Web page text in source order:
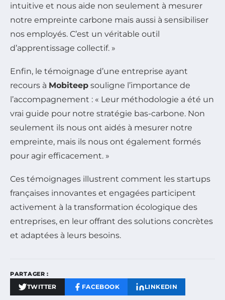
intuitive et nous aide non seulement à mesurer
notre empreinte carbone mais aussi à sensibiliser
nos employés. C’est un véritable outil
d’apprentissage collectif. »
Enfin, le témoignage d’une entreprise ayant
recours à Mobiteep souligne l’importance de
l’accompagnement : « Leur méthodologie a été un
vrai guide pour notre stratégie bas-carbone. Non
seulement ils nous ont aidés à mesurer notre
empreinte, mais ils nous ont également formés
pour agir efficacement. »
Ces témoignages illustrent comment les startups
françaises innovantes et engagées participent
activement à la transformation écologique des
entreprises, en leur offrant des solutions concrètes
et adaptées à leurs besoins.
PARTAGER :
TWITTER FACEBOOK LINKEDIN